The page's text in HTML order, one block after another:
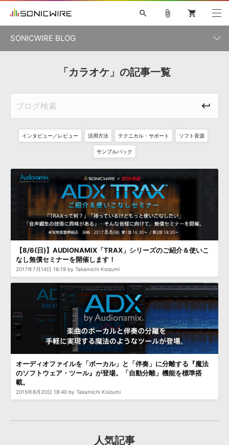
プラグイン・エフェクト »
サンプルパック »
ソフトウェア／ツール »
DAW »
効果音 »
BGM »
キャンペーン »
特集 »
ニュースレター »
SONICWIREブログ »
DTMガイド »
FAQ »
お問い合わせ »
音楽カード
楽曲配信流通
次世代型ボーカル・エディタ
映像のBGM・ セリフを音声分離
SLS 音素材の制作・ライセンス提供
search
初音ミク V4X 鏡音リン・レン V4X
巡音ルカ V4X
SYLENTH1
VOCALOID VIENNA
ライセンスフリーBGM
TOONTRACK
DUBSTEP
ELECTRONICA EDM TRANCE ROUTER.FM
プラグイン・エフェクト
ソフトウェア／ツール DAW BGM
attach_file shopping_cart
SONICWIRE BLOG
記事一覧
「カラオケ」の記事一覧
インタビュー／レビュー 活用方法 テクニカル・サポート ソフト音源
サンプルパック
【8/6(日)】AUDIONAMIX「TRAX」シリーズのご紹介＆使いこ
なし無償セミナーを開催します！
2017年7月14日 16:19 by Takamichi Koizumi
オーディオファイルを「ボーカル」と「伴奏」に分離する『魔法
のソフトウェア・ツール』が登場。「自動分離」機能を標準搭
載。
2015年8月20日 18:40 by Takamichi Koizumi
人気記事